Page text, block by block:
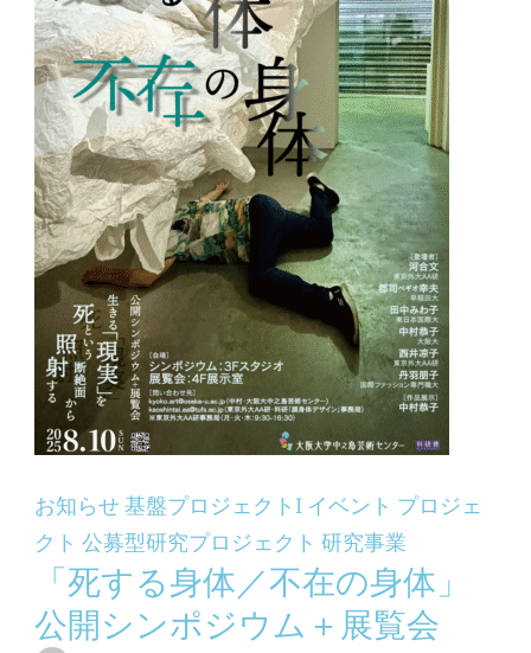
お知らせ基盤プロジェクトI イベント プロジェ
クト 公募型研究プロジェクト 研究事業
「死する身体／不在の身体」
公開シンポジウム＋展覧会